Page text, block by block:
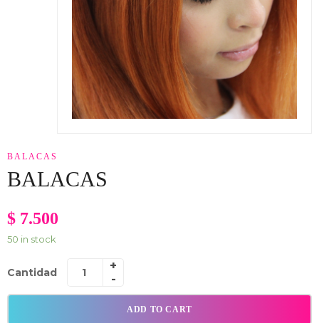
BALACAS
BALACAS
$ 7.500
50 in stock
Cantidad
ADD TO CART